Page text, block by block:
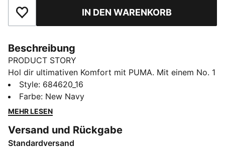
Zu Favoriten hinzufügenIN DEN WARENKORB
Beschreibung
PRODUCT STORY
Hol dir ultimativen Komfort mit PUMA. Mit einem No. 1
Logo als Gummiprint, Paspel-Details und einem
elastischen Bund mit Kordelzug innen für eine
individuelle Passform. Gerippte Bündchen sorgen für
für deinen Alltag.
FEATURES + VORTEILE
Style: 684620_16
Farbe: New Navy
MEHR LESEN
Versand und Rückgabe
Standardversand